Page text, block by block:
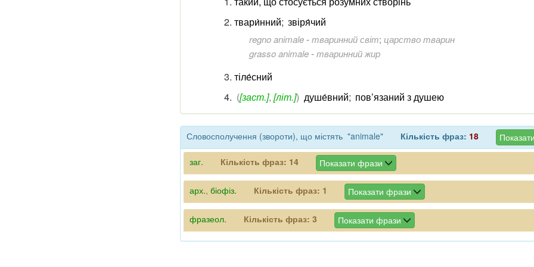
твари́нний; звіря́чий
regno animale-тваринний світ; царство тварин
grasso animale-тваринний жир
тіле́сний
([заст.], [літ.]) душе́вний; пов’язаний з душею
Словосполучення (звороти), що містять "animale" Кількість фраз: 18
заг. Кількість фраз: 14 Показати фрази
арх., біофіз. Кількість фраз: 1 Показати фрази
фразеол. Кількість фраз: 3 Показати фрази